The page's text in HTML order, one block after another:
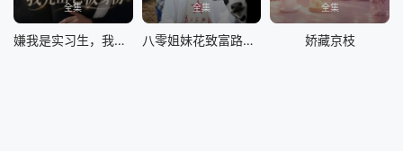
全集
嫌我是实习生，我亮出老板身份
全集
八零姐妹花致富路上捡个他
全集
娇藏京枝